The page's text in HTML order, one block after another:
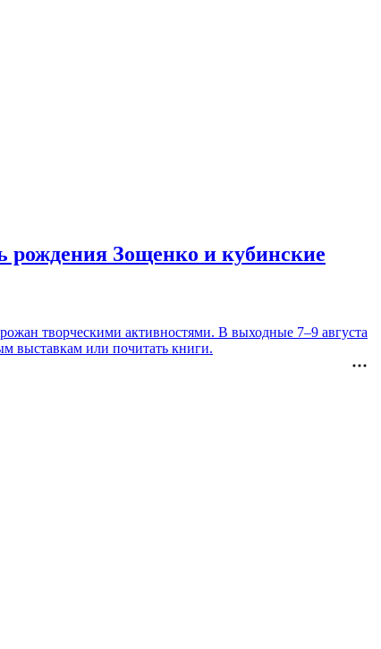
рождения Зощенко и кубинские
творческими активностями. В выходные 7–9 августа
выставкам или почитать книги.